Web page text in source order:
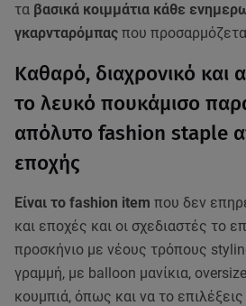
τα βασικά κοιμμάτια κάθε
γκαρνταρόμπας που
Καθαρό, διαχρονικό και
το λευκό πουκάμισο
απόλυτο fashion staple
εποχής
Είναι το fashion item που δεν
και εποχές και οι σχεδιαστές το
προσκήνιο με νέους τρόπους
γραμμή, με balloon μανίκια,
κουμπιά, όπως και να το